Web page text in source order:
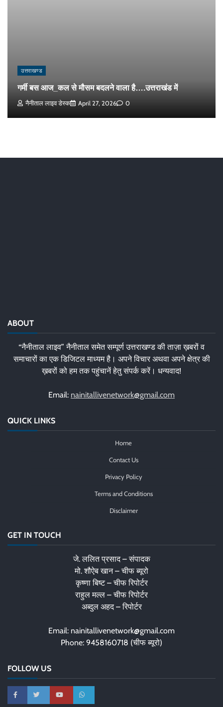
उत्तराखण्ड
गर्मी बस आज_कल से मौसम बदलने वाला है….उत्तराखंड में
नैनीताल लाइव डेस्क April 27, 2026 0
ABOUT
“नैनीताल लाइव” नैनीताल समेत सम्पूर्ण उत्तराखण्ड की ताज़ा ख़बरों व
समाचारों का एक डिजिटल माध्यम है। अपने विचार अथवा अपने क्षेत्र की
ख़बरों को हम तक पहुंचानें हेतु संपर्क करें। धन्यवाद!
Email: nainitallivenetwork@gmail.com
QUICK LINKS
Home
Contact Us
Privacy Policy
Terms and Conditions
Disclaimer
GET IN TOUCH
जे. ललित प्रसाद – संपादक
मो. शौऐब खान – चीफ ब्यूरो
कृष्णा बिष्ट – चीफ रिपोर्टर
राहुल मल्ल – चीफ रिपोर्टर
अब्दुल अहद – रिपोर्टर
Email: nainitallivenetwork@gmail.com
Phone: 9458160718 (चीफ ब्यूरो)
FOLLOW US